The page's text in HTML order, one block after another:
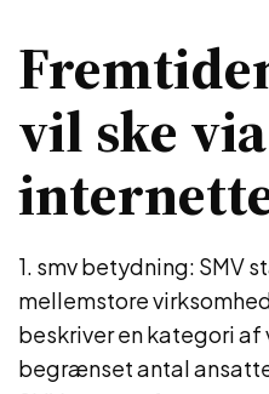
vil ske via
1. smv betydning: SMV
mellemstore
beskriver en kategori af
begrænset antal